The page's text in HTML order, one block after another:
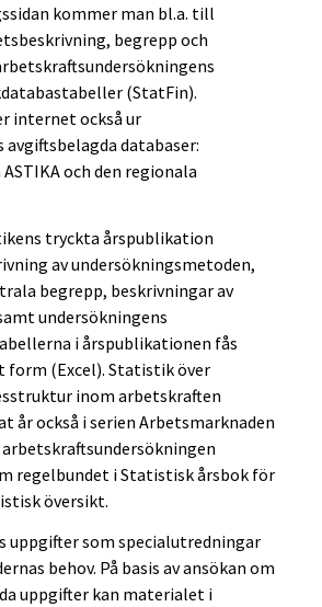
kommer man bl.a. till
begrepp och
(StatFin).
internet också ur
databaser:
och den regionala
tryckta årspublikation
av undersökningsmetoden,
begrepp, beskrivningar av
undersökningens
i årspublikationen fås
form (Excel). Statistik över
inom arbetskraften
år också i serien Arbetsmarknaden
arbetskraftsundersökningen
regelbundet i Statistisk årsbok för
översikt.
uppgifter som specialutredningar
behov. På basis av ansökan om
uppgifter kan materialet i